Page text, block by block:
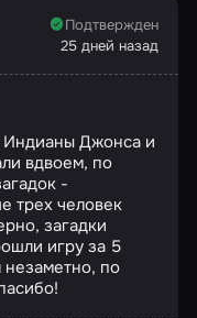
Подтвержден
25 дней назад
Индианы Джонса и
вдвоем, по
-
трех человек
загадки
игру за 5
незаметно, по